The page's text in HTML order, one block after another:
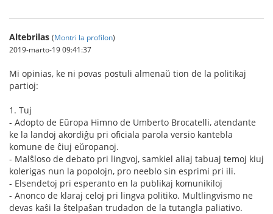
Altebrilas (Montri la profilon)
2019-marto-19 09:41:37
Mi opinias, ke ni povas postuli almenaŭ tion de la politikaj
partioj:
1. Tuj
- Adopto de Eŭropa Himno de Umberto Brocatelli, atendante
ke la landoj akordiĝu pri oficiala parola versio kantebla
komune de ĉiuj eŭropanoj.
- Malŝloso de debato pri lingvoj, samkiel aliaj tabuaj temoj kiuj
kolerigas nun la popolojn, pro neeblo sin esprimi pri ili.
- Elsendetoj pri esperanto en la publikaj komunikiloj
- Anonco de klaraj celoj pri lingva politiko. Multlingvismo ne
devas kaŝi la ŝtelpaŝan trudadon de la tutangla paliativo.